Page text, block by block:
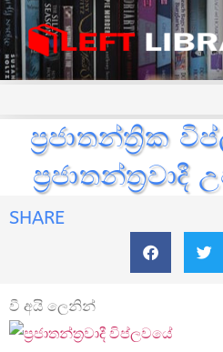
ප්‍රජාතන්ත්‍රික
ප්‍රජාතන්ත්‍රවාදී
SHARE
වී අයි ලෙනින්